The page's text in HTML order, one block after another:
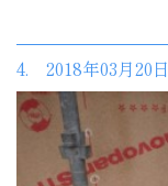
4. 2018年03月20日